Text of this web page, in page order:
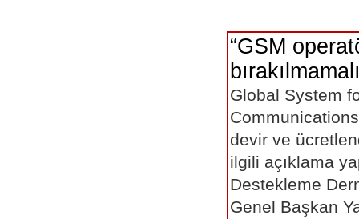
“GSM
Global System
devir ve
ilgili açıklama
Destekleme
Genel Başkan